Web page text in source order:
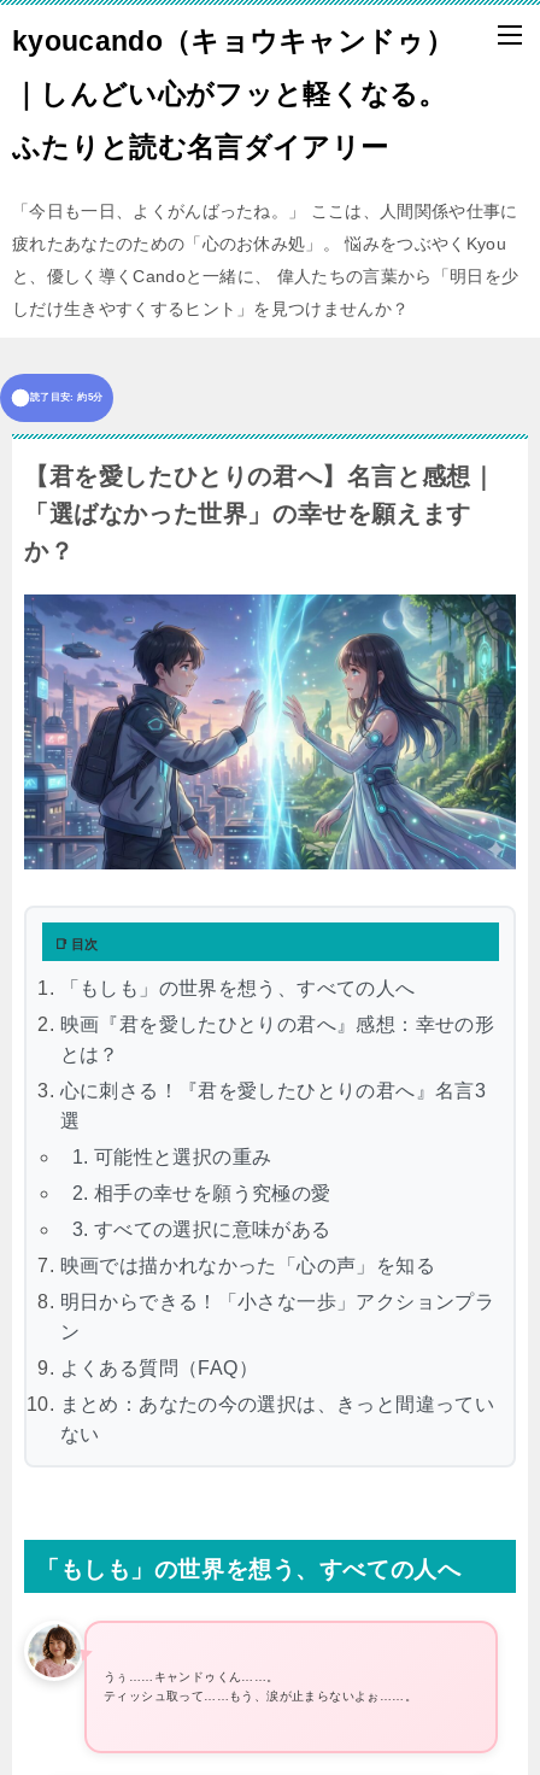
kyoucando（キョウキャンドゥ）
｜しんどい心がフッと軽くなる。
ふたりと読む名言ダイアリー
「今日も一日、よくがんばったね。」 ここは、人間関係や仕事に
疲れたあなたのための「心のお休み処」。 悩みをつぶやくKyou
と、優しく導くCandoと一緒に、 偉人たちの言葉から「明日を少
しだけ生きやすくするヒント」を見つけませんか？
読了目安: 約5分
【君を愛したひとりの君へ】名言と感想｜
「選ばなかった世界」の幸せを願えます
か？
📑 目次
「もしも」の世界を想う、すべての人へ
映画『君を愛したひとりの君へ』感想：幸せの形
とは？
心に刺さる！『君を愛したひとりの君へ』名言3
選
1. 可能性と選択の重み
2. 相手の幸せを願う究極の愛
3. すべての選択に意味がある
映画では描かれなかった「心の声」を知る
明日からできる！「小さな一歩」アクションプラ
ン
よくある質問（FAQ）
まとめ：あなたの今の選択は、きっと間違ってい
ない
「もしも」の世界を想う、すべての人へ
うぅ……キャンドゥくん……。
ティッシュ取って……もう、涙が止まらないよぉ……。